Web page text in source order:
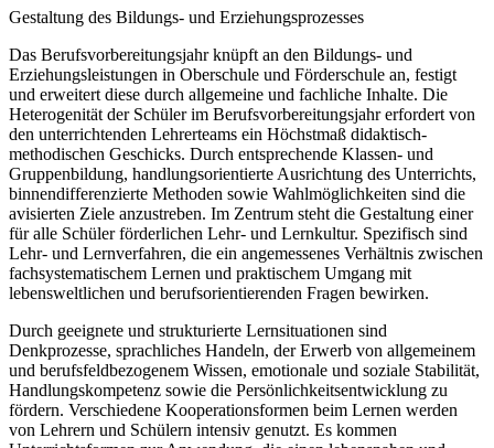
Gestaltung des Bildungs- und Erziehungsprozesses
Das Berufsvorbereitungsjahr knüpft an den Bildungs- und
Erziehungsleistungen in Oberschule und Förderschule an, festigt
und erweitert diese durch allgemeine und fachliche Inhalte. Die
Heterogenität der Schüler im Berufsvorbereitungsjahr erfordert von
den unterrichtenden Lehrerteams ein Höchstmaß didaktisch-
methodischen Geschicks. Durch entsprechende Klassen- und
Gruppenbildung, handlungsorientierte Ausrichtung des Unterrichts,
binnendifferenzierte Methoden sowie Wahlmöglichkeiten sind die
avisierten Ziele anzustreben. Im Zentrum steht die Gestaltung einer
für alle Schüler förderlichen Lehr- und Lernkultur. Spezifisch sind
Lehr- und Lernverfahren, die ein angemessenes Verhältnis zwischen
fachsystematischem Lernen und praktischem Umgang mit
lebensweltlichen und berufsorientierenden Fragen bewirken.
Durch geeignete und strukturierte Lernsituationen sind
Denkprozesse, sprachliches Handeln, der Erwerb von allgemeinem
und berufsfeldbezogenem Wissen, emotionale und soziale Stabilität,
Handlungskompetenz sowie die Persönlichkeitsentwicklung zu
fördern. Verschiedene Kooperationsformen beim Lernen werden
von Lehrern und Schülern intensiv genutzt. Es kommen